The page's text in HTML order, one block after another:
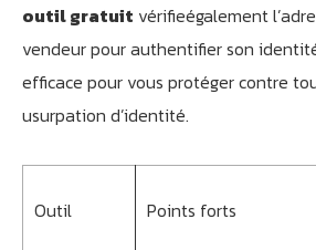
outil gratuit vérifieégalement
vendeur pour authentifier son
efficace pour vous protéger contre
usurpation d’identité.
Outil Points forts